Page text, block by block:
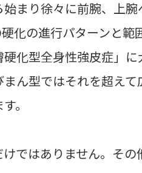
まり徐々に前腕、上
化の進行パターンと範
化型全身性強皮症」
ん型ではそれを超え
。
ではありません。その